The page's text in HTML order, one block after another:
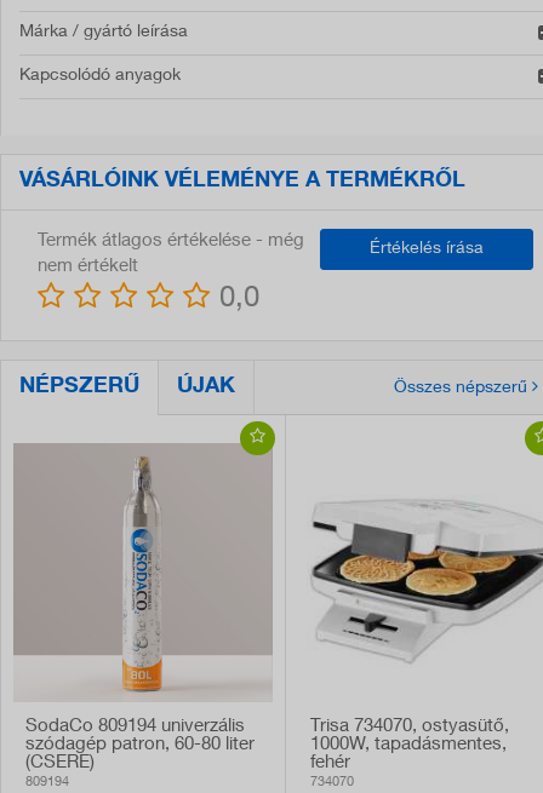
Márka / gyártó leírása
Kapcsolódó anyagok
VÁSÁRLÓINK VÉLEMÉNYE A TERMÉKRŐL
Értékelés írása
Termék átlagos értékelése - még
nem értékelt
0,0
NÉPSZERŰ ÚJAK Összes népszerű
SodaCo 809194 univerzális
szódagép patron, 60-80 liter
(CSERE)
809194
Trisa 734070, ostyasütő,
1000W, tapadásmentes,
fehér
734070